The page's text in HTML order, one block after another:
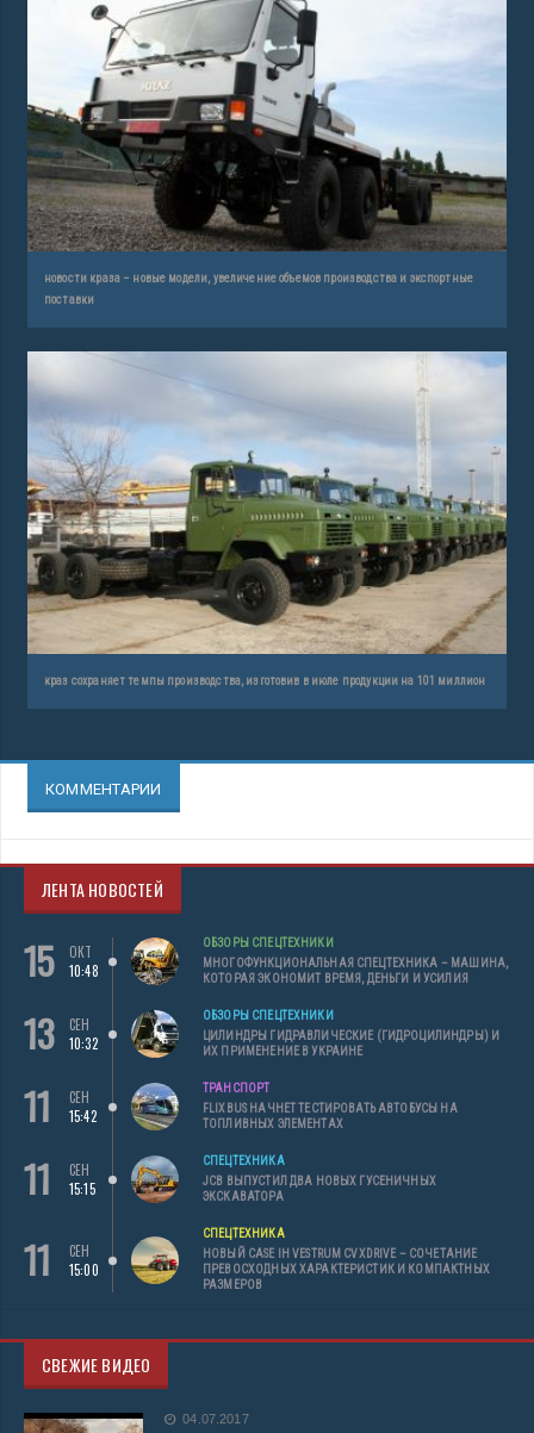
новости краза – новые модели, увеличение объемов производства и экспортные
поставки
краз сохраняет темпы производства, изготовив в июле продукции на 101 миллион
КОММЕНТАРИИ
ЛЕНТА НОВОСТЕЙ
15
ОКТ
10:48
ОБЗОРЫ СПЕЦТЕХНИКИ
МНОГОФУНКЦИОНАЛЬНАЯ СПЕЦТЕХНИКА – МАШИНА,
КОТОРАЯ ЭКОНОМИТ ВРЕМЯ, ДЕНЬГИ И УСИЛИЯ
13
СЕН
10:32
ОБЗОРЫ СПЕЦТЕХНИКИ
ЦИЛИНДРЫ ГИДРАВЛИЧЕСКИЕ (ГИДРОЦИЛИНДРЫ) И
ИХ ПРИМЕНЕНИЕ В УКРАИНЕ
11
СЕН
15:42
ТРАНСПОРТ
FLIXBUS НАЧНЕТ ТЕСТИРОВАТЬ АВТОБУСЫ НА
ТОПЛИВНЫХ ЭЛЕМЕНТАХ
11
СЕН
15:15
СПЕЦТЕХНИКА
JCB ВЫПУСТИЛ ДВА НОВЫХ ГУСЕНИЧНЫХ
ЭКСКАВАТОРА
11
СЕН
15:00
СПЕЦТЕХНИКА
НОВЫЙ CASE IH VESTRUM CVXDRIVE – СОЧЕТАНИЕ
ПРЕВОСХОДНЫХ ХАРАКТЕРИСТИК И КОМПАКТНЫХ
РАЗМЕРОВ
СВЕЖИЕ ВИДЕО
04.07.2017